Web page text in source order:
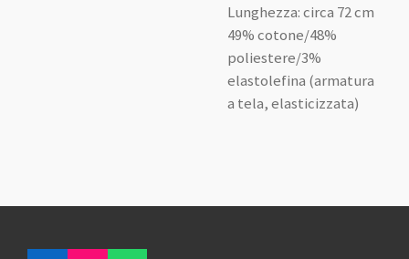
Lunghezza: circa 72 cm
49% cotone/48%
poliestere/3%
elastolefina (armatura
a tela, elasticizzata)